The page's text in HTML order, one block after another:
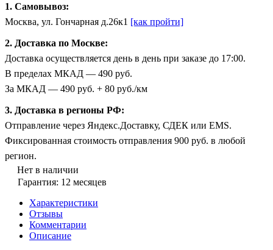
1. Самовывоз:
Москва, ул. Гончарная д.26к1 [как пройти]
2. Доставка по Москве:
Доставка осуществляется день в день при заказе до 17:00.
В пределах МКАД — 490 руб.
За МКАД — 490 руб. + 80 руб./км
3. Доставка в регионы РФ:
Отправление через Яндекс.Доставку, СДЕК или EMS.
Фиксированная стоимость отправления 900 руб. в любой
регион.
Нет в наличии
Гарантия: 12 месяцев
Характеристики
Отзывы
Комментарии
Описание